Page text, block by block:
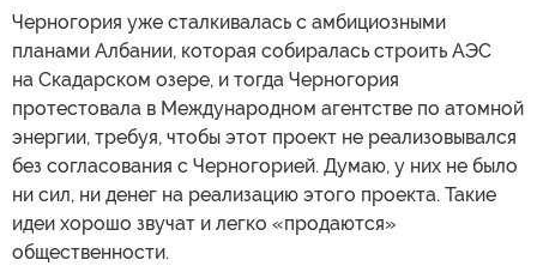
Черногория уже сталкивалась с амбициозными
планами Албании, которая собиралась строить АЭС
на Скадарском озере, и тогда Черногория
протестовала в Международном агентстве по атомной
энергии, требуя, чтобы этот проект не реализовывался
без согласования с Черногорией. Думаю, у них не было
ни сил, ни денег на реализацию этого проекта. Такие
идеи хорошо звучат и легко «продаются»
общественности.